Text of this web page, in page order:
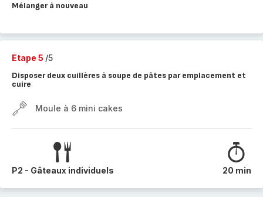
Mélanger à nouveau
Etape 5 /5
Disposer deux cuillères à soupe de pâtes par emplacement et
cuire
Moule à 6 mini cakes
P2 - Gâteaux individuels 20 min